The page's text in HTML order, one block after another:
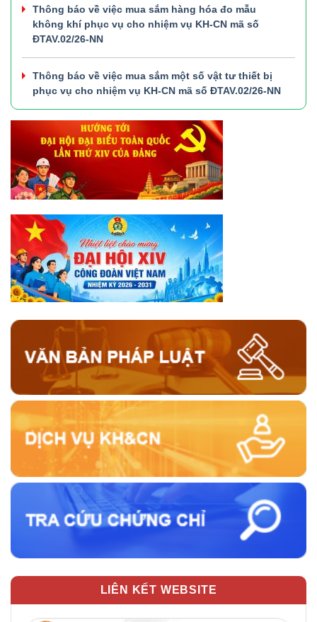
Thông báo về việc mua sắm hàng hóa đo mẫu
không khí phục vụ cho nhiệm vụ KH-CN mã số
ĐTAV.02/26-NN
Thông báo về việc mua sắm một số vật tư thiết bị
phục vụ cho nhiệm vụ KH-CN mã số ĐTAV.02/26-NN
LIÊN KẾT WEBSITE